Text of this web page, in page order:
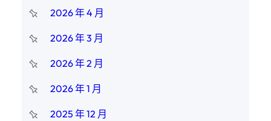
2026 年 4 月
2026 年 3 月
2026 年 2 月
2026 年 1 月
2025 年 12 月